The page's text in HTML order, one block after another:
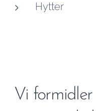
Hytter
Vi formidler